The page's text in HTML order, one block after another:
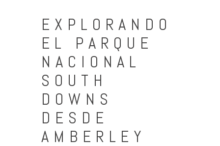
EXPLORANDO
EL PARQUE
NACIONAL
SOUTH
DOWNS
DESDE
AMBERLEY